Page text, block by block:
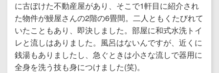
に古ぼけた不動産屋があり、そこで1軒目に紹介され
た物件が鰻屋さんの2階の6畳間。二人ともくたびれて
いたこともあり、即決しました。部屋に和式水洗トイ
レと流しはありました。風呂はないんですが、近くに
銭湯もありましたし、急ぐときは小さな流しで器用に
全身を洗う技も身につけました(笑)。